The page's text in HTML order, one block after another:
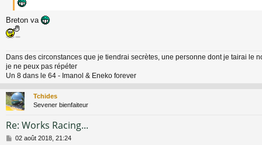
Breton va
Dans des circonstances que je tiendrai secrètes, une personne dont je tairai le
je ne peux pas répéter
Un 8 dans le 64 - Imanol & Eneko forever
Tchides
Sevener bienfaiteur
Re: Works Racing...
M
02 août 2018, 21:24